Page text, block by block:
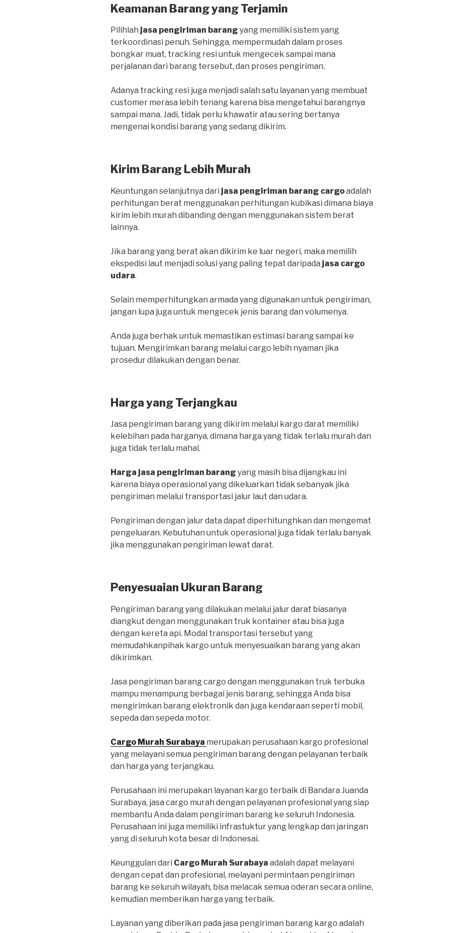
Keamanan Barang yang Terjamin
Pilihlah jasa pengiriman barang yang memiliki sistem yang
terkoordinasi penuh. Sehingga, mempermudah dalam proses
bongkar muat, tracking resi untuk mengecek sampai mana
perjalanan dari barang tersebut, dan proses pengiriman.
Adanya tracking resi juga menjadi salah satu layanan yang membuat
customer merasa lebih tenang karena bisa mengetahui barangnya
sampai mana. Jadi, tidak perlu khawatir atau sering bertanya
mengenai kondisi barang yang sedang dikirim.
Kirim Barang Lebih Murah
Keuntungan selanjutnya dari jasa pengiriman barang cargoadalah
perhitungan berat menggunakan perhitungan kubikasi dimana biaya
kirim lebih murah dibanding dengan menggunakan sistem berat
lainnya.
Jika barang yang berat akan dikirim ke luar negeri, maka memilih
ekspedisi laut menjadi solusi yang paling tepat daripada jasa cargo
udara.
Selain memperhitungkan armada yang digunakan untuk pengiriman,
jangan lupa juga untuk mengecek jenis barang dan volumenya.
Anda juga berhak untuk memastikan estimasi barang sampai ke
tujuan. Mengirimkan barang melalui cargo lebih nyaman jika
prosedur dilakukan dengan benar.
Harga yang Terjangkau
Jasa pengiriman barang yang dikirim melalui kargo darat memiliki
kelebihan pada harganya, dimana harga yang tidak terlalu murah dan
juga tidak terlalu mahal.
Harga jasa pengiriman barang yang masih bisa dijangkau ini
karena biaya operasional yang dikeluarkan tidak sebanyak jika
pengiriman melalui transportasi jalur laut dan udara.
Pengiriman dengan jalur data dapat diperhitunghkan dan mengemat
pengeluaran. Kebutuhan untuk operasional juga tidak terlalu banyak
jika menggunakan pengiriman lewat darat.
Penyesuaian Ukuran Barang
Pengiriman barang yang dilakukan melalui jalur darat biasanya
diangkut dengan menggunakan truk kontainer atau bisa juga
dengan kereta api. Modal transportasi tersebut yang
memudahkanpihak kargo untuk menyesuaikan barang yang akan
dikirimkan.
Jasa pengiriman barang cargo dengan menggunakan truk terbuka
mampu menampung berbagai jenis barang, sehingga Anda bisa
mengirimkan barang elektronik dan juga kendaraan seperti mobil,
sepeda dan sepeda motor.
Cargo Murah Surabaya merupakan perusahaan kargo profesional
yang melayani semua pengiriman barang dengan pelayanan terbaik
dan harga yang terjangkau.
Perusahaan ini merupakan layanan kargo terbaik di Bandara Juanda
Surabaya, jasa cargo murah dengan pelayanan profesional yang siap
membantu Anda dalam pengiriman barang ke seluruh Indonesia.
Perusahaan ini juga memiliki infrastuktur yang lengkap dan jaringan
yang di seluruh kota besar di Indonesai.
Keunggulan dari Cargo Murah Surabaya adalah dapat melayani
dengan cepat dan profesional, melayani permintaan pengiriman
barang ke seluruh wilayah, bisa melacak semua oderan secara online,
kemudian memberikan harga yang terbaik.
Layanan yang diberikan pada jasa pengiriman barang kargo adalah